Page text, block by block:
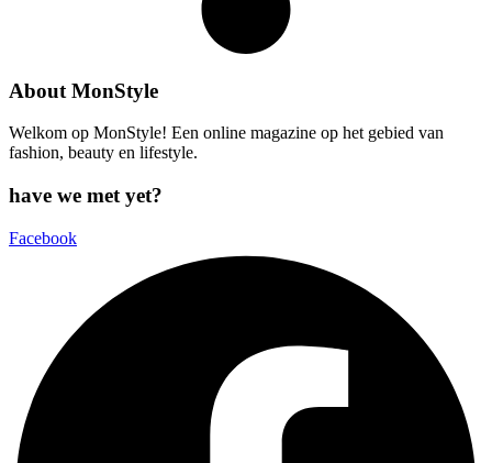
About MonStyle
Welkom op MonStyle! Een online magazine op het gebied van
fashion, beauty en lifestyle.
have we met yet?
Facebook